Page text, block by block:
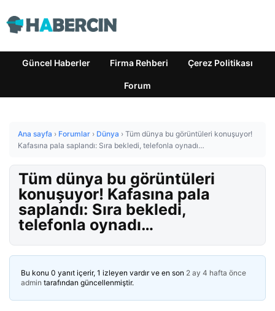
Güncel Haberler Firma Rehberi Çerez Politikası
Forum
Ana sayfa › Forumlar › Dünya › Tüm dünya bu görüntüleri konuşuyor!
Kafasına pala saplandı: Sıra bekledi, telefonla oynadı…
Tüm dünya bu görüntüleri
konuşuyor! Kafasına pala
saplandı: Sıra bekledi,
telefonla oynadı…
Bu konu 0 yanıt içerir, 1 izleyen vardır ve en son 2 ay 4 hafta önce
admin tarafından güncellenmiştir.